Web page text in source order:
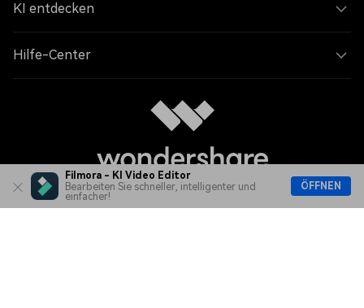
Filmora - KI Video Editor
Bearbeiten Sie schneller, intelligenter und
einfacher!
ÖFFNEN
KI entdecken
Hilfe-Center